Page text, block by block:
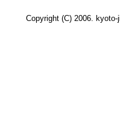
Copyright (C) 2006.